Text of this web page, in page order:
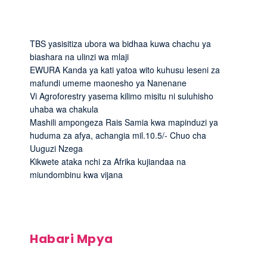
TBS yasisitiza ubora wa bidhaa kuwa chachu ya
biashara na ulinzi wa mlaji
EWURA Kanda ya kati yatoa wito kuhusu leseni za
mafundi umeme maonesho ya Nanenane
Vi Agroforestry yasema kilimo misitu ni suluhisho
uhaba wa chakula
Mashili ampongeza Rais Samia kwa mapinduzi ya
huduma za afya, achangia mil.10.5/- Chuo cha
Uuguzi Nzega
Kikwete ataka nchi za Afrika kujiandaa na
miundombinu kwa vijana
Habari Mpya